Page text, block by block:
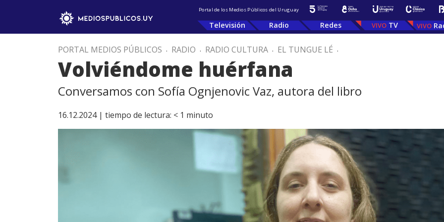
Portal de los Medios Públicos del Uruguay
Televisión Radio Redes TV
PORTAL MEDIOS PÚBLICOS . RADIO . RADIO CULTURA . EL TUNGUE LÉ .
Volviéndome huérfana
Conversamos con Sofía Ognjenovic Vaz, autora del libro
16.12.2024 | tiempo de lectura: < 1 minuto